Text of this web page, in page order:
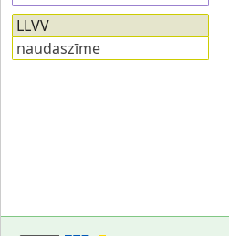
LLVV
naudaszīme